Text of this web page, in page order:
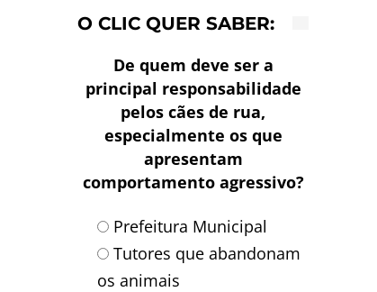
O CLIC QUER SABER:
De quem deve ser a
principal responsabilidade
pelos cães de rua,
especialmente os que
apresentam
comportamento agressivo?
Prefeitura Municipal
Tutores que abandonam
os animais